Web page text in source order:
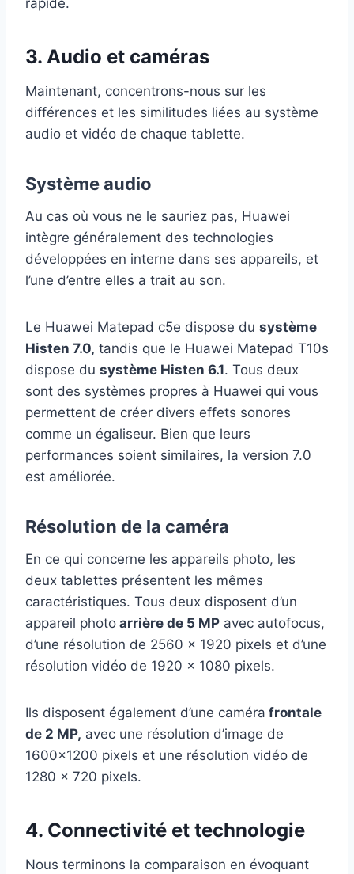
rapide.
3. Audio et caméras
Maintenant, concentrons-nous sur les
différences et les similitudes liées au système
audio et vidéo de chaque tablette.
Système audio
Au cas où vous ne le sauriez pas, Huawei
intègre généralement des technologies
développées en interne dans ses appareils, et
l’une d’entre elles a trait au son.
Le Huawei Matepad c5e dispose du système
Histen 7.0, tandis que le Huawei Matepad T10s
dispose du système Histen 6.1. Tous deux
sont des systèmes propres à Huawei qui vous
permettent de créer divers effets sonores
comme un égaliseur. Bien que leurs
performances soient similaires, la version 7.0
est améliorée.
Résolution de la caméra
En ce qui concerne les appareils photo, les
deux tablettes présentent les mêmes
caractéristiques. Tous deux disposent d’un
appareil photo arrière de 5 MP avec autofocus,
d’une résolution de 2560 x 1920 pixels et d’une
résolution vidéo de 1920 x 1080 pixels.
Ils disposent également d’une caméra frontale
de 2 MP, avec une résolution d’image de
1600×1200 pixels et une résolution vidéo de
1280 x 720 pixels.
4. Connectivité et technologie
Nous terminons la comparaison en évoquant